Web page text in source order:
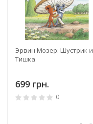
Эрвин Мозер: Шустрик и
Тишка
699 грн.
0